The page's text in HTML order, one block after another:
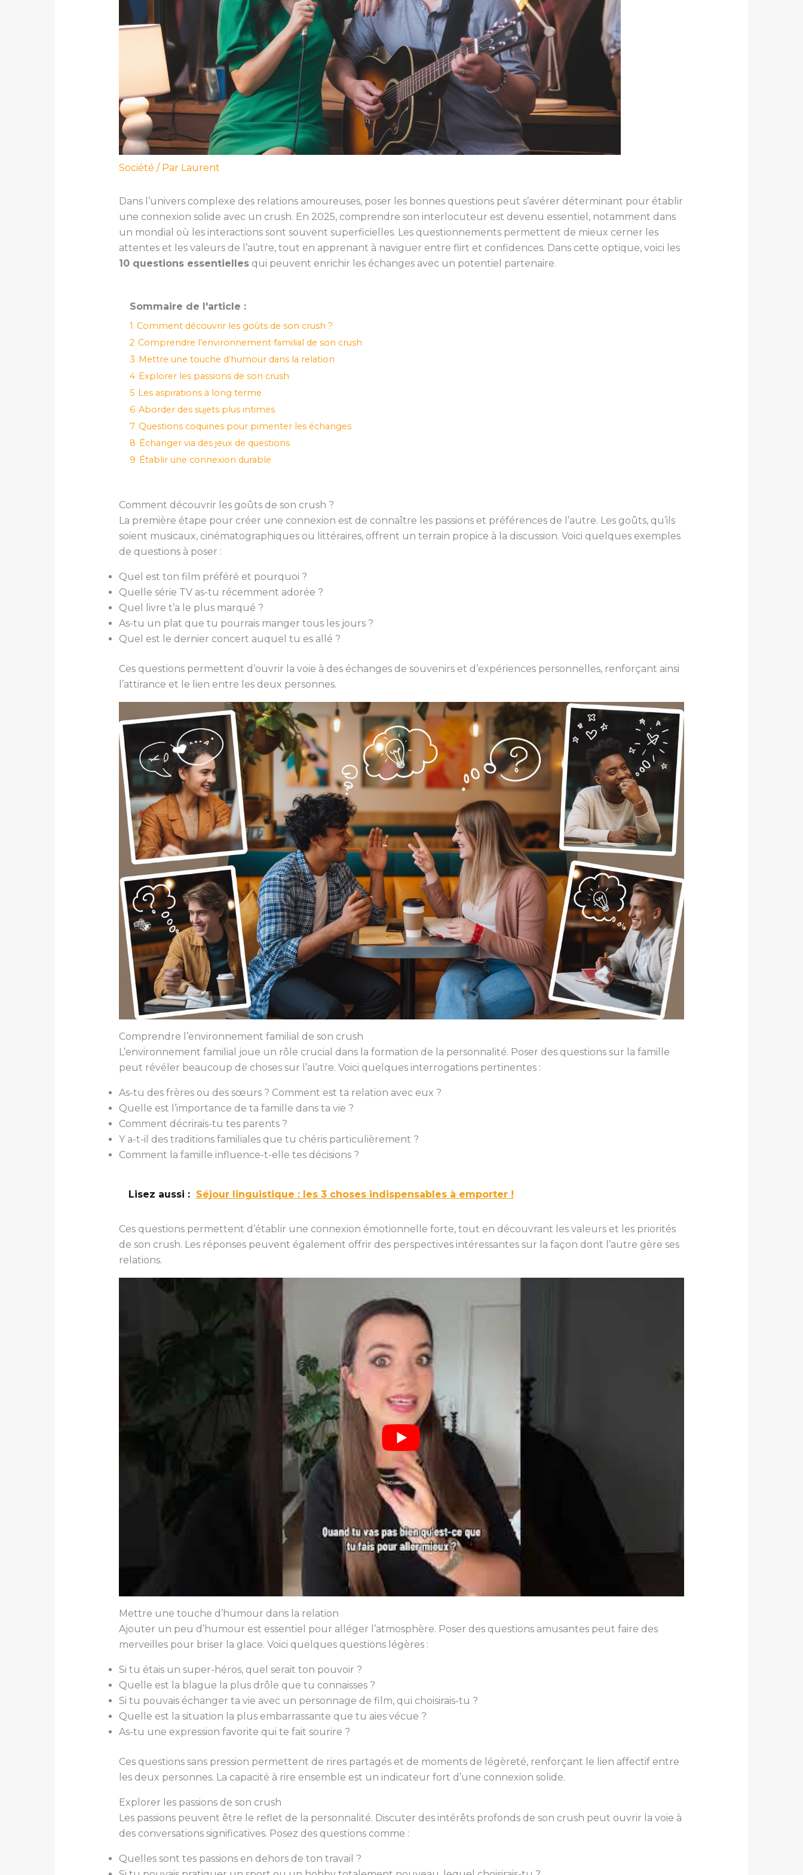
Société / Par Laurent
Dans l’univers complexe des relations amoureuses, poser les bonnes questions peut s’avérer déterminant pour établir
une connexion solide avec un crush. En 2025, comprendre son interlocuteur est devenu essentiel, notamment dans
un mondial où les interactions sont souvent superficielles. Les questionnements permettent de mieux cerner les
attentes et les valeurs de l’autre, tout en apprenant à naviguer entre flirt et confidences. Dans cette optique, voici les
10 questions essentiellesqui peuvent enrichir les échanges avec un potentiel partenaire.
Sommaire de l'article :
1 Comment découvrir les goûts de son crush ?
2 Comprendre l’environnement familial de son crush
3 Mettre une touche d’humour dans la relation
4 Explorer les passions de son crush
5 Les aspirations à long terme
6 Aborder des sujets plus intimes
7 Questions coquines pour pimenter les échanges
8 Échanger via des jeux de questions
9 Établir une connexion durable
Comment découvrir les goûts de son crush ?
La première étape pour créer une connexion est de connaître les passions et préférences de l’autre. Les goûts, qu’ils
soient musicaux, cinématographiques ou littéraires, offrent un terrain propice à la discussion. Voici quelques exemples
de questions à poser :
Quel est ton film préféré et pourquoi ?
Quelle série TV as-tu récemment adorée ?
Quel livre t’a le plus marqué ?
As-tu un plat que tu pourrais manger tous les jours ?
Quel est le dernier concert auquel tu es allé ?
Ces questions permettent d’ouvrir la voie à des échanges de souvenirs et d’expériences personnelles, renforçant ainsi
l’attirance et le lien entre les deux personnes.
Comprendre l’environnement familial de son crush
L’environnement familial joue un rôle crucial dans la formation de la personnalité. Poser des questions sur la famille
peut révéler beaucoup de choses sur l’autre. Voici quelques interrogations pertinentes :
As-tu des frères ou des sœurs ? Comment est ta relation avec eux ?
Quelle est l’importance de ta famille dans ta vie ?
Comment décrirais-tu tes parents ?
Y a-t-il des traditions familiales que tu chéris particulièrement ?
Comment la famille influence-t-elle tes décisions ?
Lisez aussi : Séjour linguistique : les 3 choses indispensables à emporter !
Ces questions permettent d’établir une connexion émotionnelle forte, tout en découvrant les valeurs et les priorités
de son crush. Les réponses peuvent également offrir des perspectives intéressantes sur la façon dont l’autre gère ses
relations.
Mettre une touche d’humour dans la relation
Ajouter un peu d’humour est essentiel pour alléger l’atmosphère. Poser des questions amusantes peut faire des
merveilles pour briser la glace. Voici quelques questions légères :
Si tu étais un super-héros, quel serait ton pouvoir ?
Quelle est la blague la plus drôle que tu connaisses ?
Si tu pouvais échanger ta vie avec un personnage de film, qui choisirais-tu ?
Quelle est la situation la plus embarrassante que tu aies vécue ?
As-tu une expression favorite qui te fait sourire ?
Ces questions sans pression permettent de rires partagés et de moments de légèreté, renforçant le lien affectif entre
les deux personnes. La capacité à rire ensemble est un indicateur fort d’une connexion solide.
Explorer les passions de son crush
Les passions peuvent être le reflet de la personnalité. Discuter des intérêts profonds de son crush peut ouvrir la voie à
des conversations significatives. Posez des questions comme :
Quelles sont tes passions en dehors de ton travail ?